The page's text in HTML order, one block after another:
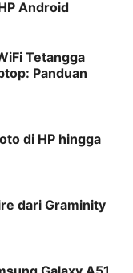
Android
Tetangga
Panduan
di HP hingga
dari Graminity